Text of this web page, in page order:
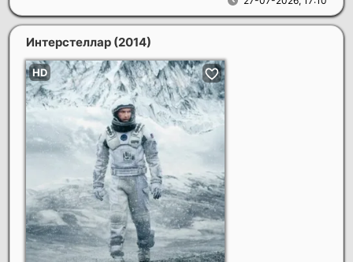
Интерстеллар (2014)